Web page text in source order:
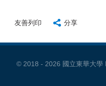
友善列印 分享
© 2018 - 2026 國立東華大